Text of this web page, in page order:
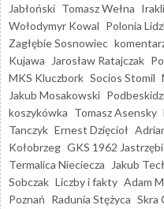
Jabłoński Tomasz Wełna
Wołodymyr Kowal Polonia
Zagłębie Sosnowiec
Kujawa
Jarosław Ratajczak
MKS Kluczbork Socios Stomil
Jakub Mosakowski
koszykówka Tomasz Asensky
Tanczyk Ernest Dzięcioł
Kołobrzeg GKS 1962
Termalica Nieciecza
Jakub
Sobczak Liczby i fakty Adam
Poznań Radunia Stężyca Skra